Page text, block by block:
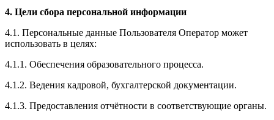
4. Цели сбора персональной информации
4.1. Персональные данные Пользователя Оператор может
использовать в целях:
4.1.1. Обеспечения образовательного процесса.
4.1.2. Ведения кадровой, бухгалтерской документации.
4.1.3. Предоставления отчётности в соответствующие органы.